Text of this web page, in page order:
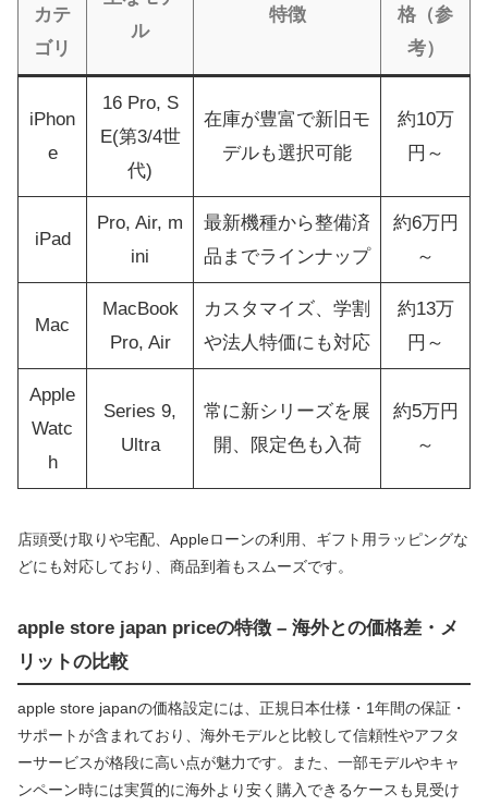
カテ
ゴリ
ル
特徴
格（参
考）
iPhon
e
16 Pro, S
E(第3/4世
代)
在庫が豊富で新旧モ
デルも選択可能
約10万
円～
iPad
Pro, Air, m
ini
最新機種から整備済
品までラインナップ
約6万円
～
Mac
MacBook
Pro, Air
カスタマイズ、学割
や法人特価にも対応
約13万
円～
Apple
Watc
h
Series 9,
Ultra
常に新シリーズを展
開、限定色も入荷
約5万円
～
店頭受け取りや宅配、Appleローンの利用、ギフト用ラッピングな
どにも対応しており、商品到着もスムーズです。
apple store japan priceの特徴 – 海外との価格差・メ
リットの比較
apple store japanの価格設定には、正規日本仕様・1年間の保証・
サポートが含まれており、海外モデルと比較して信頼性やアフタ
ーサービスが格段に高い点が魅力です。また、一部モデルやキャ
ンペーン時には実質的に海外より安く購入できるケースも見受け